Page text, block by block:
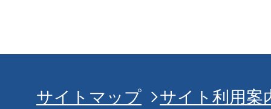
サイトマップ
サイト利用案